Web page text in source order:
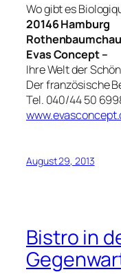
Wo gibt es
20146 Hamburg
Evas Concept –
Ihre Welt der
Der französische
Tel. 040/44 50
August 29, 2013
Bistro in